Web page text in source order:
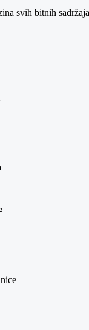
svih bitnih